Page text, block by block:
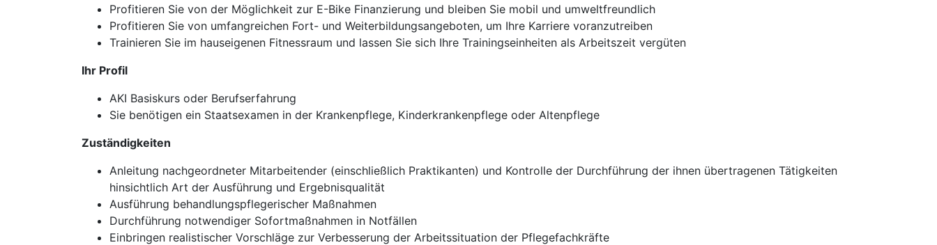
Profitieren Sie von der Möglichkeit zur E-Bike Finanzierung und bleiben Sie mobil und umweltfreundlich
Profitieren Sie von umfangreichen Fort- und Weiterbildungsangeboten, um Ihre Karriere voranzutreiben
Trainieren Sie im hauseigenen Fitnessraum und lassen Sie sich Ihre Trainingseinheiten als Arbeitszeit vergüten
Ihr Profil
AKI Basiskurs oder Berufserfahrung
Sie benötigen ein Staatsexamen in der Krankenpflege, Kinderkrankenpflege oder Altenpflege
Zuständigkeiten
Anleitung nachgeordneter Mitarbeitender (einschließlich Praktikanten) und Kontrolle der Durchführung der ihnen übertragenen Tätigkeiten
hinsichtlich Art der Ausführung und Ergebnisqualität
Ausführung behandlungspflegerischer Maßnahmen
Durchführung notwendiger Sofortmaßnahmen in Notfällen
Einbringen realistischer Vorschläge zur Verbesserung der Arbeitssituation der Pflegefachkräfte